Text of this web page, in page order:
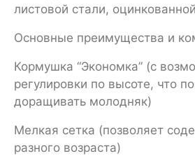
листовой стали,
Основные преимущества и
Кормушка “Экономка” (с
регулировки по высоте, что
доращивать молодняк)
Мелкая сетка (позволяет
разного возраста)